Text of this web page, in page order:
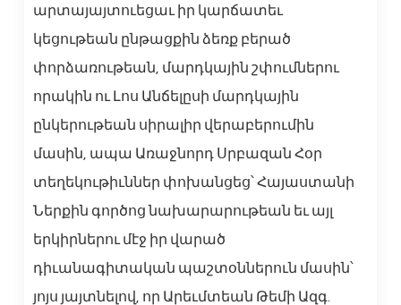
արտայայտուեցաւ իր կարճատեւ
կեցութեան ընթացքին ձեռք բերած
փորձառութեան, մարդկային շփումներու
որակին ու Լոս Անճելըսի մարդկային
ընկերութեան սիրալիր վերաբերումին
մասին, ապա Առաջնորդ Սրբազան Հօր
տեղեկութիւններ փոխանցեց՝ Հայաստանի
Ներքին գործոց նախարարութեան եւ այլ
երկիրներու մէջ իր վարած
դիւանագիտական պաշտօններուն մասին՝
յոյս յայտնելով, որ Արեւմտեան Թեմի Ազգ.